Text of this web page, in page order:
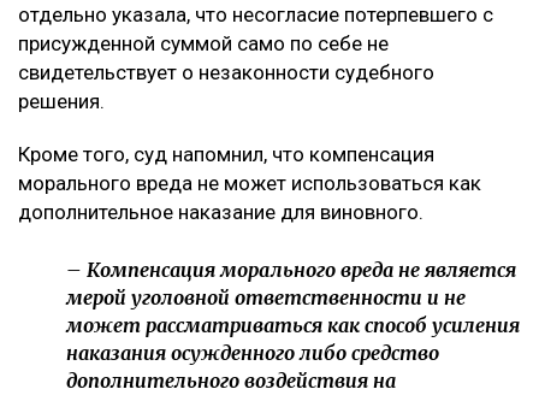
отдельно указала, что несогласие потерпевшего с
присужденной суммой само по себе не
свидетельствует о незаконности судебного
решения.
Кроме того, суд напомнил, что компенсация
морального вреда не может использоваться как
дополнительное наказание для виновного.
– Компенсация морального вреда не является
мерой уголовной ответственности и не
может рассматриваться как способ усиления
наказания осужденного либо средство
дополнительного воздействия на